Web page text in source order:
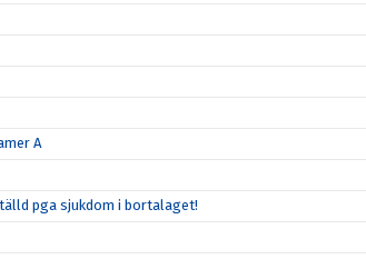
A
pga sjukdom i bortalaget!